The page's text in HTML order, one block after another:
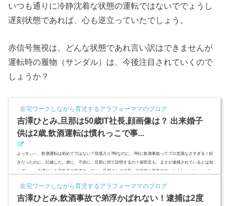
いつも通りに冷静沈着な状態の運転ではないででょうし
遅刻状態であれば、心も逆立っていたでしょう。
赤信号無視は、どんな状態であれ言い訳はできませんが
運転時の履物（サンダル）は、今後注目されていくので
しょうか？
在宅ワークしながら育児するアラフォーママのブログ
吉澤ひとみ,旦那は50歳IT社長,顔画像は？ 出来婚子
供は2歳,飲酒運転は慣れっこで事...
よっすぃ～、飲酒運転は初めてではない？現場入り7時なのに、7時に飲酒事故ってプロ意識なさすぎる！好
きだったのに、幻滅した。弟に、子供に、旦那に何て説明するの？保田圭も、まさか逮捕されているとは知
らず、、、吉澤ひとみ容疑者の怒涛の一日と、旦那さんの経歴、顔画像と調査です。 (adsbygoogle = window.
リンク(adsbygoogle = window.adsbygoogle || ).push({});(adsby...
在宅ワークしながら育児するアラフォーママのブログ
吉澤ひとみ,飲酒事故で弟浮かばれない！逮捕は2度